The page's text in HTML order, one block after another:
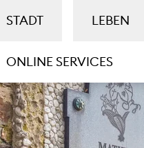
STADT LEBEN
ONLINE SERVICES